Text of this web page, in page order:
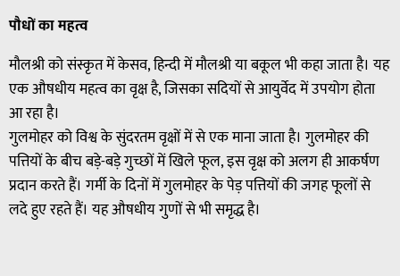
पौधों का महत्व
मौलश्री को संस्कृत में केसव, हिन्दी में मौलश्री या बकूल भी कहा जाता है। यह
एक औषधीय महत्व का वृक्ष है, जिसका सदियों से आयुर्वेद में उपयोग होता
आ रहा है।
गुलमोहर को विश्व के सुंदरतम वृक्षों में से एक माना जाता है। गुलमोहर की
पत्तियों के बीच बड़े-बड़े गुच्छों में खिले फूल, इस वृक्ष को अलग ही आकर्षण
प्रदान करते हैं। गर्मी के दिनों में गुलमोहर के पेड़ पत्तियों की जगह फूलों से
लदे हुए रहते हैं। यह औषधीय गुणों से भी समृद्ध है।